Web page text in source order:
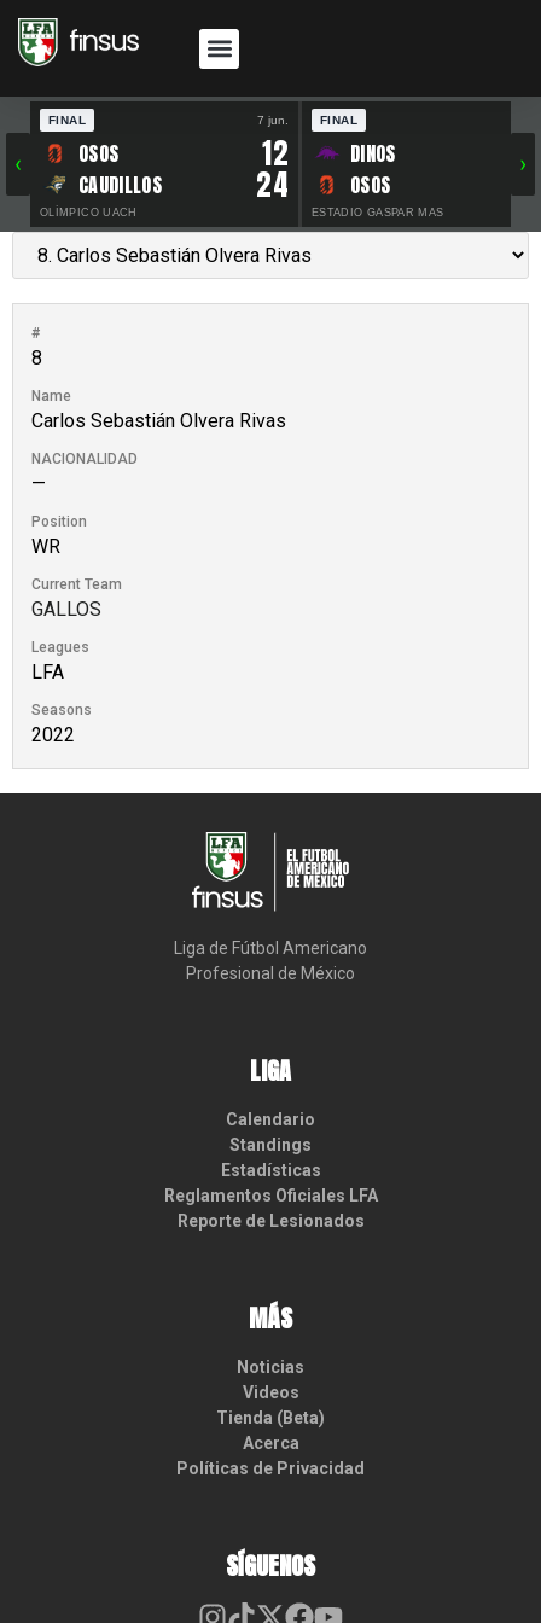
‹
FINAL 7 jun.
OSOS 12
CAUDILLOS 24
OLÍMPICO UACH
FINAL
DINOS
OSOS
ESTADIO GASPAR MAS
›
#
8
Name
Carlos Sebastián Olvera Rivas
NACIONALIDAD
—
Position
WR
Current Team
GALLOS
Leagues
LFA
Seasons
2022
Liga de Fútbol Americano
Profesional de México
LIGA
Calendario
Standings
Estadísticas
Reglamentos Oficiales LFA
Reporte de Lesionados
MÁS
Noticias
Videos
Tienda (Beta)
Acerca
Políticas de Privacidad
SÍGUENOS